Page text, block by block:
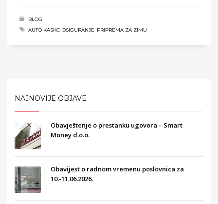
BLOG
AUTO KASKO OSIGURANJE, PRIPREMA ZA ZIMU
NAJNOVIJE OBJAVE
Obavještenje o prestanku ugovora – Smart
Money d.o.o.
Obavijest o radnom vremenu poslovnica za
10.-11.06.2026.